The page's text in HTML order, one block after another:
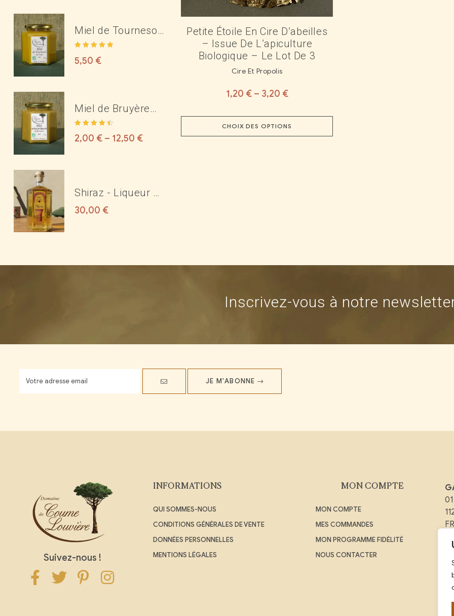
Petite Étoile En Cire D’abeilles
– Issue De L’apiculture
Biologique – Le Lot De 3
Cire Et Propolis
1,20 €– 3,20 €
CHOIX DES OPTIONS
Miel de Tournesol
Bio de l'Aude
5
5,50 €
Miel de Bruyère
Blanche Bio des
Corbières ou du
sur 5
2,00 € – 12,50 €
Shiraz - Liqueur de
rose 17°
30,00 €
Inscrivez-vous à notre
JE M'ABONNE
Suivez-nous !
INFORMATIONS
QUI SOMMES-NOUS
CONDITIONS GÉNÉRALES DE VENTE
DONNÉES PERSONNELLES
MENTIONS LÉGALES
MON COMPTE
MON COMPTE
MES COMMANDES
MON PROGRAMME FIDÉLITÉ
NOUS CONTACTER